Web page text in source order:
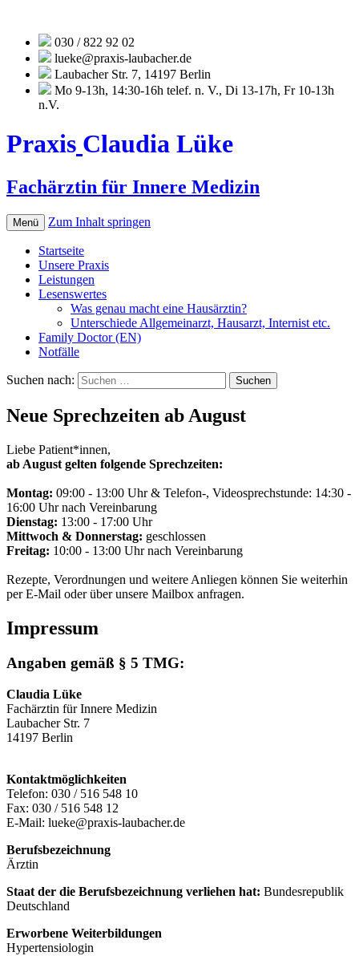
030 / 822 92 02
lueke@praxis-laubacher.de
Laubacher Str. 7, 14197 Berlin
Mo 9-13h, 14:30-16h telef. n. V., Di 13-17h, Fr 10-13h
n.V.
Praxis Claudia Lüke
Fachärztin für Innere Medizin
Menü Zum Inhalt springen
Startseite
Unsere Praxis
Leistungen
Lesenswertes
Was genau macht eine Hausärztin?
Unterschiede Allgemeinarzt, Hausarzt, Internist etc.
Family Doctor (EN)
Notfälle
Suchen nach:
Neue Sprechzeiten ab August
Liebe Patient*innen,
ab August gelten folgende Sprechzeiten:
Montag: 09:00 - 13:00 Uhr & Telefon-, Videosprechstunde: 14:30 -
16:00 Uhr nach Vereinbarung
Dienstag: 13:00 - 17:00 Uhr
Mittwoch & Donnerstag: geschlossen
Freitag: 10:00 - 13:00 Uhr nach Vereinbarung
Rezepte, Verordnungen und weitere Anliegen können Sie weiterhin
per E-Mail oder über unsere Mailbox anfragen.
Impressum
Angaben gemäß § 5 TMG:
Claudia Lüke
Fachärztin für Innere Medizin
Laubacher Str. 7
14197 Berlin
Kontaktmöglichkeiten
Telefon: 030 / 516 548 10
Fax: 030 / 516 548 12
E-Mail: lueke@praxis-laubacher.de
Berufsbezeichnung
Ärztin
Staat der die Berufsbezeichnung verliehen hat: Bundesrepublik
Deutschland
Erworbene Weiterbildungen
Hypertensiologin